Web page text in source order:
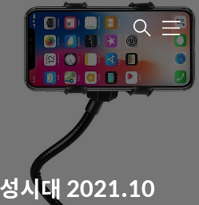
메
뉴
시대 2021.10